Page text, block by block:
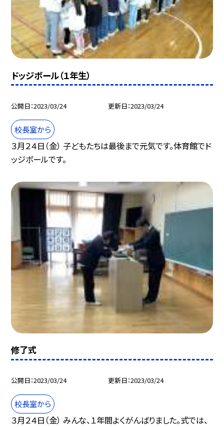
ドッジボール（１年生）
公開日 2023/03/24 更新日 2023/03/24
校長室から
３月２４日（金） 子どもたちは最後まで元気です。体育館でド
ッジボールです。
修了式
公開日 2023/03/24 更新日 2023/03/24
校長室から
３月２４日（金） みんな、１年間よくがんばりました。式では、